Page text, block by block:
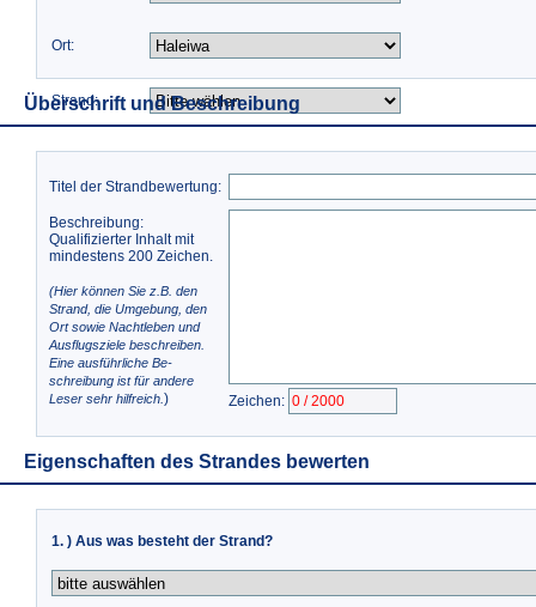
Ort:
Strand:
Überschrift und Beschreibung
Titel der Strandbewertung:
Beschreibung:
Qualifizierter Inhalt mit
mindestens 200 Zeichen.
(Hier können Sie z.B. den
Strand, die Umgebung, den
Ort sowie Nachtleben und
Ausflugsziele beschreiben.
Eine ausführliche Be-
schreibung ist für andere
Leser sehr hilfreich. ) Zeichen:
Eigenschaften des Strandes bewerten
1. ) Aus was besteht der Strand?